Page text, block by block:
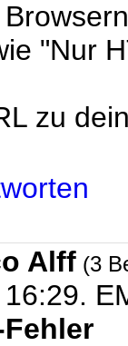
"Nur
zu
Alff (3
Fehler